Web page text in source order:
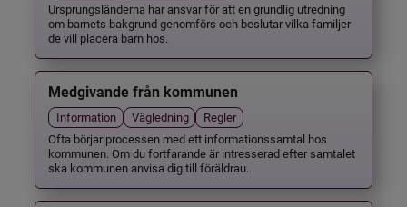
Ursprungsländerna har ansvar för att en grundlig utredning
om barnets bakgrund genomförs och beslutar vilka familjer
de vill placera barn hos.
Medgivande från kommunen
Information Vägledning
Regler
Ofta börjar processen med ett informationssamtal hos
kommunen. Om du fortfarande är intresserad efter samtalet
ska kommunen anvisa dig till föräldrau...